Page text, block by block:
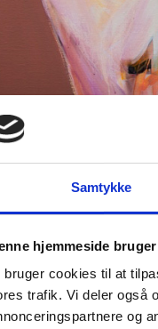
Samtykke
hjemmeside
bruger cookies til at
trafik. Vi deler også
og